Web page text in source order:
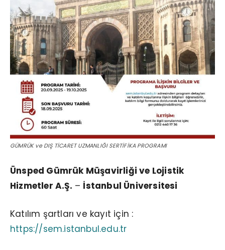
GÜMRÜK ve DIŞ TİCARET UZMANLIĞI SERTİFİKA PROGRAMI
Ünsped Gümrük Müşavirliği ve Lojistik
Hizmetler A.Ş. – İstanbul Üniversitesi
Katılım şartları ve kayıt için :
https://sem.istanbul.edu.tr